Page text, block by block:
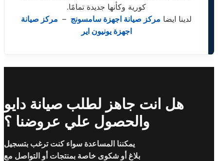
كورية وكأنها جديدة تمامًا.
لدينا ايضا مركز صيانة اجهزة سامسونج – مركز صيانة
اجهزة يونيون اير
هل انت جاهز لطلب صيانة دايو
والحصول علي عروضنا ؟
يمكننا المساعدة سواء كنت ترغب بتسجيل
بلاغ أو شكوى خاصة بمنتجات أو التواصل مع